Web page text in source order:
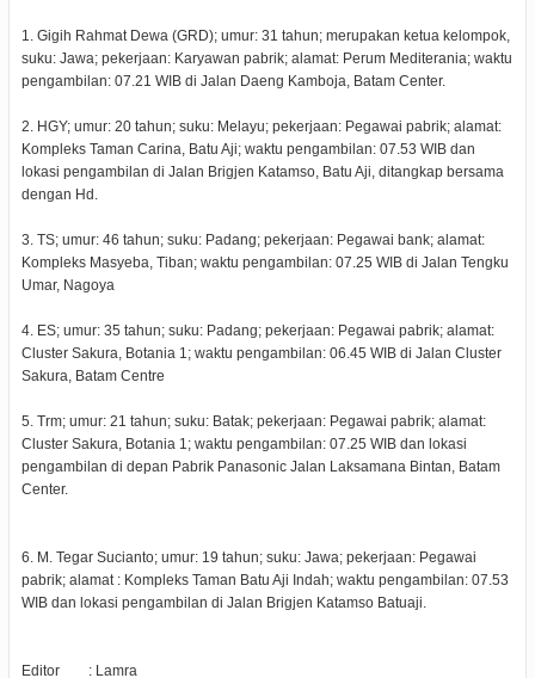
1. Gigih Rahmat Dewa (GRD); umur: 31 tahun; merupakan ketua kelompok,
suku: Jawa; pekerjaan: Karyawan pabrik; alamat: Perum Mediterania; waktu
pengambilan: 07.21 WIB di Jalan Daeng Kamboja, Batam Center.
2. HGY; umur: 20 tahun; suku: Melayu; pekerjaan: Pegawai pabrik; alamat:
Kompleks Taman Carina, Batu Aji; waktu pengambilan: 07.53 WIB dan
lokasi pengambilan di Jalan Brigjen Katamso, Batu Aji, ditangkap bersama
dengan Hd.
3. TS; umur: 46 tahun; suku: Padang; pekerjaan: Pegawai bank; alamat:
Kompleks Masyeba, Tiban; waktu pengambilan: 07.25 WIB di Jalan Tengku
Umar, Nagoya
4. ES; umur: 35 tahun; suku: Padang; pekerjaan: Pegawai pabrik; alamat:
Cluster Sakura, Botania 1; waktu pengambilan: 06.45 WIB di Jalan Cluster
Sakura, Batam Centre
5. Trm; umur: 21 tahun; suku: Batak; pekerjaan: Pegawai pabrik; alamat:
Cluster Sakura, Botania 1; waktu pengambilan: 07.25 WIB dan lokasi
pengambilan di depan Pabrik Panasonic Jalan Laksamana Bintan, Batam
Center.
6. M. Tegar Sucianto; umur: 19 tahun; suku: Jawa; pekerjaan: Pegawai
pabrik; alamat : Kompleks Taman Batu Aji Indah; waktu pengambilan: 07.53
WIB dan lokasi pengambilan di Jalan Brigjen Katamso Batuaji.
Editor : Lamra